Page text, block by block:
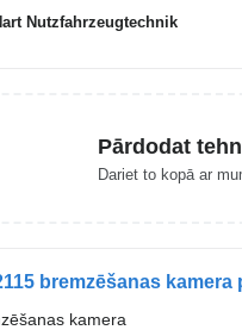
Nutzfahrzeugtechnik
Pārdodat
Dariet to kopā ar
bremzēšanas
kamera